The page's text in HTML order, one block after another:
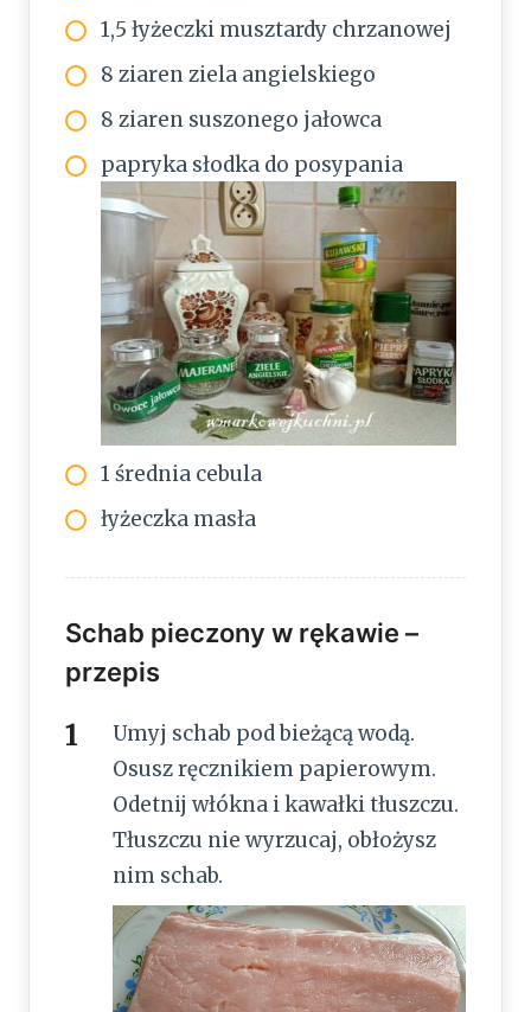
1,5 łyżeczki musztardy chrzanowej
8 ziaren ziela angielskiego
8 ziaren suszonego jałowca
papryka słodka do posypania
1 średnia cebula
łyżeczka masła
Schab pieczony w rękawie –
przepis
Umyj schab pod bieżącą wodą.
Osusz ręcznikiem papierowym.
Odetnij włókna i kawałki tłuszczu.
Tłuszczu nie wyrzucaj, obłożysz
nim schab.